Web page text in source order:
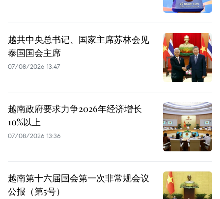
越共中央总书记、国家主席苏林会见
泰国国会主席
07/08/2026 13:47
越南政府要求力争2026年经济增长
10%以上
07/08/2026 13:36
越南第十六届国会第一次非常规会议
公报（第5号）